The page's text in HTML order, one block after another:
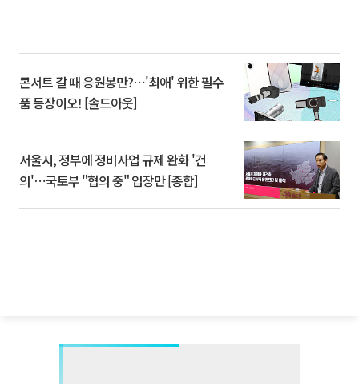
콘서트 갈 때 응원봉만?⋯'최애' 위한 필수
품 등장이오! [솔드아웃]
서울시, 정부에 정비사업 규제 완화 '건
의'⋯국토부 "협의 중" 입장만 [종합]